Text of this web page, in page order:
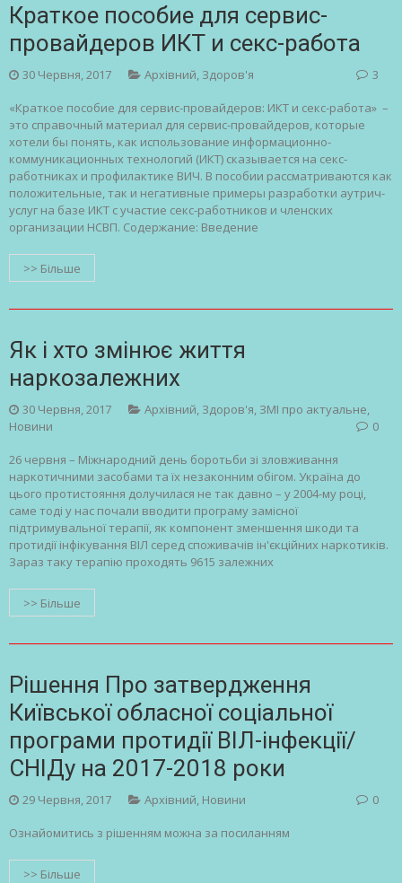
Краткое пособие для сервис-
провайдеров ИКТ и секс-работа
30 Червня, 2017 Архівний, Здоров'я 3
«Краткое пособие для сервис-провайдеров: ИКТ и секс-работа» –
это справочный материал для сервис-провайдеров, которые
хотели бы понять, как использование информационно-
коммуникационных технологий (ИКТ) сказывается на секс-
работниках и профилактике ВИЧ. В пособии рассматриваются как
положительные, так и негативные примеры разработки аутрич-
услуг на базе ИКТ с участие секс-работников и членских
организации НСВП. Содержание: Введение
>> Більше
Як і хто змінює життя
наркозалежних
30 Червня, 2017 Архівний, Здоров'я, ЗМІ про актуальне,
Новини
0
26 червня – Міжнародний день боротьби зі зловживання
наркотичними засобами та їх незаконним обігом. Україна до
цього протистояння долучилася не так давно – у 2004-му році,
саме тоді у нас почали вводити програму замісної
підтримувальної терапії, як компонент зменшення шкоди та
протидії інфікування ВІЛ серед споживачів ін'єкційних наркотиків.
Зараз таку терапію проходять 9615 залежних
>> Більше
Рішення Про затвердження
Київської обласної соціальної
програми протидії ВІЛ-інфекції/
СНІДу на 2017-2018 роки
29 Червня, 2017 Архівний, Новини 0
Ознайомитись з рішенням можна за посиланням
>> Більше